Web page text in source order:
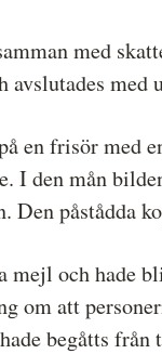
med
med
en frisör med
I den mån
Den påstådda
och hade
om att
begåtts